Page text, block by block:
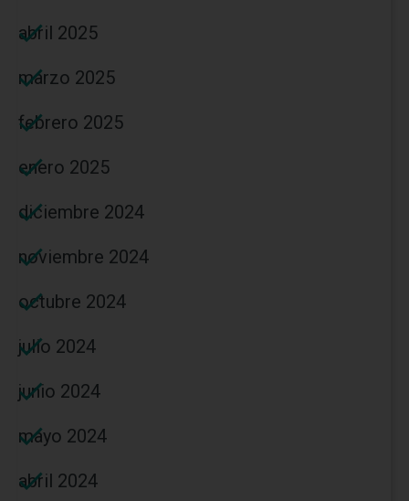
abril 2025
marzo 2025
febrero 2025
enero 2025
diciembre 2024
noviembre 2024
octubre 2024
julio 2024
junio 2024
mayo 2024
abril 2024